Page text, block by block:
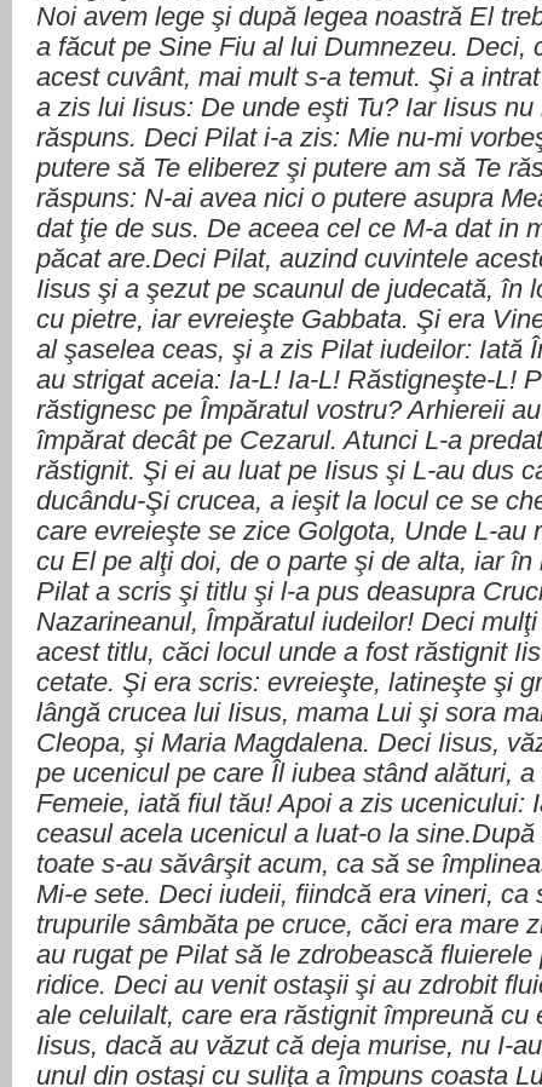
Noi avem lege şi după legea noastră El
a făcut pe Sine Fiu al lui Dumnezeu. Deci,
acest cuvânt, mai mult s-a temut. Şi a
a zis lui Iisus: De unde eşti Tu? Iar Iisus
răspuns. Deci Pilat i-a zis: Mie nu-mi
putere să Te eliberez şi putere am să Te
răspuns: N-ai avea nici o putere asupra
dat ţie de sus. De aceea cel ce M-a dat in
păcat are.Deci Pilat, auzind cuvintele
Iisus şi a şezut pe scaunul de judecată, în
cu pietre, iar evreieşte Gabbata. Şi era
al şaselea ceas, şi a zis Pilat iudeilor: Iată
au strigat aceia: Ia-L! Ia-L! Răstigneşte-L!
răstignesc pe Împăratul vostru? Arhiereii
împărat decât pe Cezarul. Atunci L-a
răstignit. Şi ei au luat pe Iisus şi L-au dus
ducându-Şi crucea, a ieşit la locul ce se
care evreieşte se zice Golgota, Unde L-au
cu El pe alţi doi, de o parte şi de alta, iar
Pilat a scris şi titlu şi l-a pus deasupra
Nazarineanul, Împăratul iudeilor! Deci
acest titlu, căci locul unde a fost răstignit
cetate. Şi era scris: evreieşte, latineşte şi
lângă crucea lui Iisus, mama Lui şi sora
Cleopa, şi Maria Magdalena. Deci Iisus,
pe ucenicul pe care Îl iubea stând alături,
Femeie, iată fiul tău! Apoi a zis ucenicului:
ceasul acela ucenicul a luat-o la
toate s-au săvârşit acum, ca să se
Mi-e sete. Deci iudeii, fiindcă era vineri, ca
trupurile sâmbăta pe cruce, căci era mare
au rugat pe Pilat să le zdrobească
ridice. Deci au venit ostaşii şi au zdrobit
ale celuilalt, care era răstignit împreună cu
Iisus, dacă au văzut că deja murise, nu I-
unul din ostaşi cu suliţa a împuns coasta